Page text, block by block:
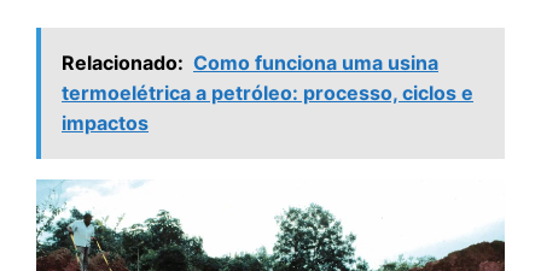
Relacionado: Como funciona uma usina
termoelétrica a petróleo: processo, ciclos e
impactos